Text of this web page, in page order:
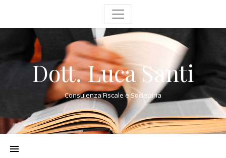
Dott. Luca Santi
Consulenza Fiscale e Societaria